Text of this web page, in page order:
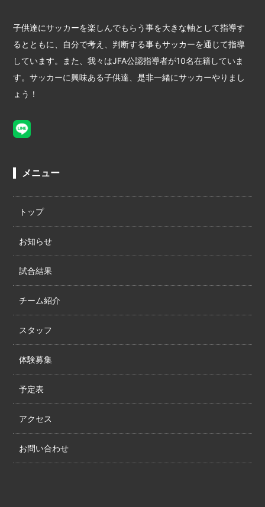
子供達にサッカーを楽しんでもらう事を大きな軸として指導す
るとともに、自分で考え、判断する事もサッカーを通じて指導
しています。また、我々はJFA公認指導者が10名在籍していま
す。サッカーに興味ある子供達、是非一緒にサッカーやりまし
ょう！
メニュー
トップ
お知らせ
試合結果
チーム紹介
スタッフ
体験募集
予定表
アクセス
お問い合わせ